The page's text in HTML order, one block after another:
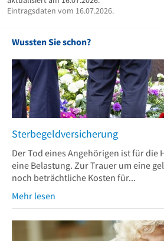
Eintragsdaten vom 16.07.2026.
Wussten Sie schon?
Sterbegeldversicherung
Der Tod eines Angehörigen ist für
eine Belastung. Zur Trauer um eine
noch beträchtliche Kosten für...
Mehr lesen